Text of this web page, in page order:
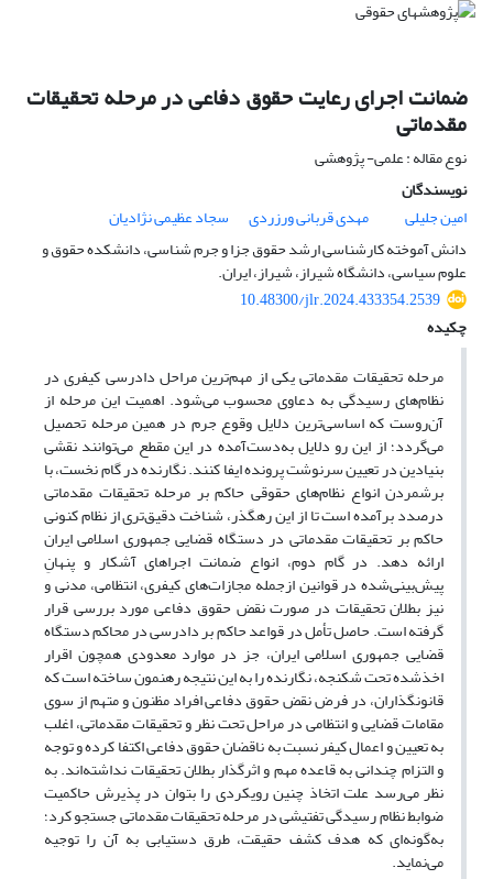
ضمانت اجرای رعایت حقوق دفاعی در مرحله تحقیقات
مقدماتی
نوع مقاله : علمی- پژوهشی
نویسندگان
امین جلیلی
مهدی قربانی ورزردی
سجاد عظیمی نژادیان
دانش آموخته کارشناسی ارشد حقوق جزا و جرم شناسی، دانشکده حقوق و
علوم سیاسی، دانشگاه شیراز، شیراز، ایران.
10.48300/jlr.2024.433354.2539
چکیده
مرحله تحقیقات مقدماتی یکی از مهم‌ترین مراحل دادرسی کیفری در
نظام‌های رسیدگی به دعاوی محسوب می‌شود. اهمیت این مرحله از
آن‌روست که اساسی‌ترین دلایل وقوع جرم در همین مرحله تحصیل
می‌گردد؛ از این‌ رو دلایل به‌دست‌آمده در این مقطع می‌توانند نقشی
بنیادین در تعیین سرنوشت پرونده ایفا کنند. نگارنده در گام نخست، با
برشمردن انواع نظام‌های حقوقی حاکم بر مرحله تحقیقات مقدماتی
درصدد برآمده است تا از این رهگذر، شناخت دقیق‌تری از نظام کنونی
حاکم بر تحقیقات مقدماتی در دستگاه قضایی جمهوری اسلامی ایران
ارائه دهد. در گام دوم، انواع ضمانت اجراهای آشکار و پنهانِ
پیش‌بینی‌شده در قوانین ازجمله مجازات‌های کیفری، انتظامی، مدنی و
نیز بطلان تحقیقات در صورت نقض حقوق دفاعی مورد بررسی قرار
گرفته است. حاصل تأمل در قواعد حاکم بر دادرسی در محاکم دستگاه
قضایی جمهوری اسلامی ایران، جز در موارد معدودی همچون اقرار
اخذشده تحت شکنجه، نگارنده را به این نتیجه رهنمون ساخته است که
قانونگذاران، در فرض نقض حقوق دفاعی افراد مظنون و متهم از سوی
مقامات قضایی و انتظامی در مراحل تحت نظر و تحقیقات مقدماتی، اغلب
به تعیین و اعمال کیفر نسبت به ناقضان حقوق دفاعی اکتفا کرده و توجه
و التزام چندانی به قاعده مهم و اثرگذار بطلان تحقیقات نداشته‌اند. به
نظر می‌رسد علت اتخاذ چنین رویکردی را بتوان در پذیرش حاکمیت
ضوابط نظام رسیدگی تفتیشی در مرحله تحقیقات مقدماتی جستجو کرد؛
به‌گونه‌ای که هدف کشف حقیقت، طرق دستیابی به آن را توجیه
می‌نماید.